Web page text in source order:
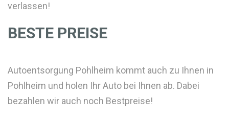
verlassen!
BESTE PREISE
Autoentsorgung Pohlheim kommt auch zu Ihnen in
Pohlheim und holen Ihr Auto bei Ihnen ab. Dabei
bezahlen wir auch noch Bestpreise!